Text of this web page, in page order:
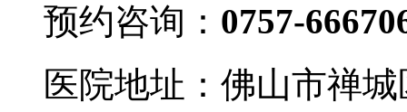
预约咨询： 0757-
医院地址：佛山市禅